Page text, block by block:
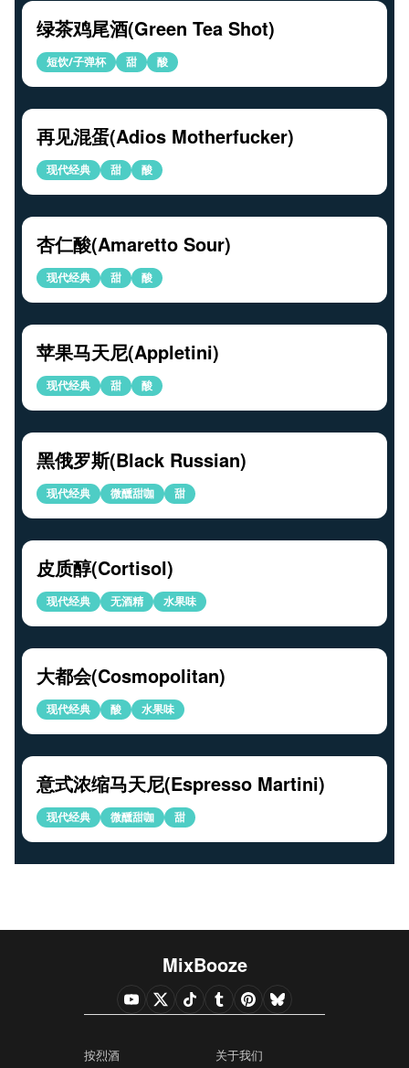
绿茶鸡尾酒(Green Tea Shot)
短饮/子弹杯 甜 酸
再见混蛋(Adios Motherfucker)
现代经典 甜 酸
杏仁酸(Amaretto Sour)
现代经典 甜 酸
苹果马天尼(Appletini)
现代经典 甜 酸
黑俄罗斯(Black Russian)
现代经典 微醺甜咖 甜
皮质醇(Cortisol)
现代经典 无酒精 水果味
大都会(Cosmopolitan)
现代经典 酸 水果味
意式浓缩马天尼(Espresso Martini)
现代经典 微醺甜咖 甜
MixBooze
按烈酒 关于我们